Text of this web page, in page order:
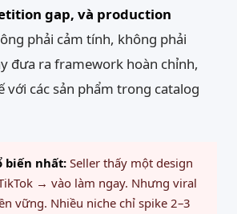
gap, và production
phải cảm tính, không phải
đưa ra framework hoàn chỉnh,
với các sản phẩm trong catalog
biến nhất:Seller thấy một design
→ vào làm ngay. Nhưng viral
vững. Nhiều niche chỉ spike 2–3